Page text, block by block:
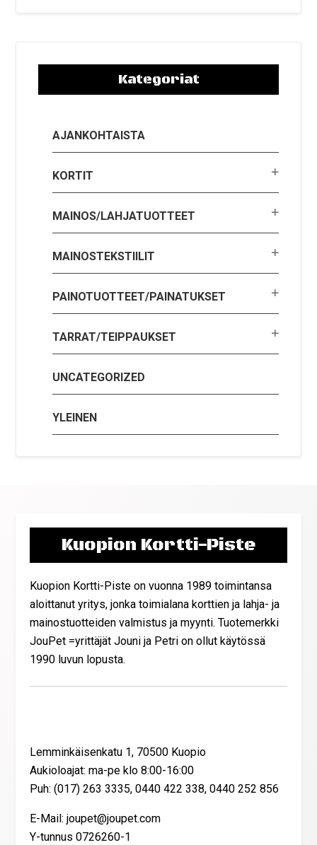
Kategoriat
AJANKOHTAISTA
KORTIT
MAINOS/LAHJATUOTTEET
MAINOSTEKSTIILIT
PAINOTUOTTEET/PAINATUKSET
TARRAT/TEIPPAUKSET
UNCATEGORIZED
YLEINEN
Kuopion Kortti-Piste
Kuopion Kortti-Piste on vuonna 1989 toimintansa
aloittanut yritys, jonka toimialana korttien ja lahja- ja
mainostuotteiden valmistus ja myynti. Tuotemerkki
JouPet =yrittäjät Jouni ja Petri on ollut käytössä
1990 luvun lopusta.
Lemminkäisenkatu 1, 70500 Kuopio
Aukioloajat: ma-pe klo 8:00-16:00
Puh: (017) 263 3335, 0440 422 338, 0440 252 856
E-Mail: joupet@joupet.com
Y-tunnus 0726260-1